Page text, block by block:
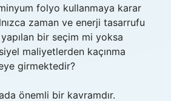
folyo kullanmaya karar
zaman ve enerji tasarrufu
bir seçim mi yoksa
maliyetlerden kaçınma
girmektedir?
önemli bir kavramdır.